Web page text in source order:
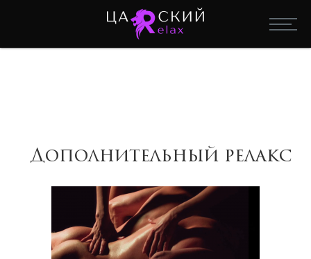
Дополнительный релакс